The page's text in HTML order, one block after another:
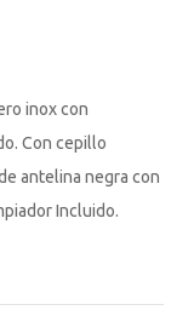
inox con
Con cepillo
antelina negra con
Incluido.